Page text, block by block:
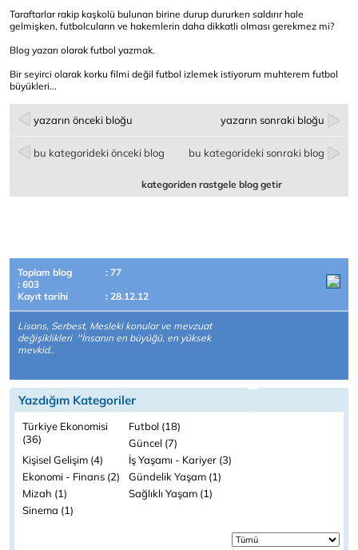
Taraftarlar rakip kaşkolü bulunan birine durup dururken saldırır hale
gelmişken, futbolcuların ve hakemlerin daha dikkatli olması gerekmez mi?
Blog yazarı olarak futbol yazmak.
Bir seyirci olarak korku filmi değil futbol izlemek istiyorum muhterem futbol
büyükleri...
yazarın önceki bloğu yazarın sonraki bloğu
bu kategorideki önceki blog bu kategorideki sonraki blog
kategoriden rastgele blog getir
Toplam blog
: 77
: 603
Kayıt tarihi
: 28.12.12
Lisans, Serbest, Mesleki konular ve mevzuat
değişiklikleri ''İnsanın en büyüğü, en yüksek
mevkid..
Yazdığım Kategoriler
Türkiye Ekonomisi
(36)
Futbol (18)
Güncel (7)
Kişisel Gelişim (4)
İş Yaşamı - Kariyer (3)
Ekonomi - Finans (2)
Gündelik Yaşam (1)
Mizah (1)
Sağlıklı Yaşam (1)
Sinema (1)